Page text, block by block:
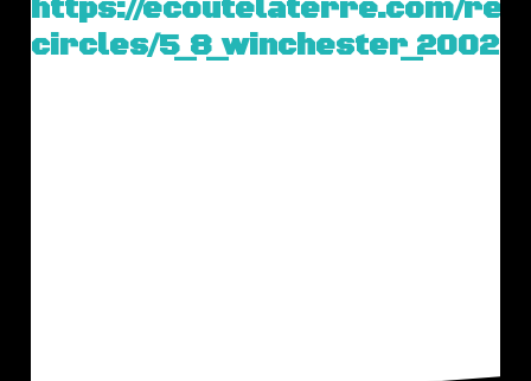
https://ecoutelaterre.com/
circles/